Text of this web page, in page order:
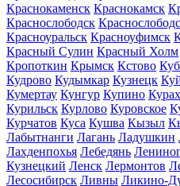
Краснокаменск Краснокамск
Краснослободск
Красноуральск Красноуфимск
Красный Сулин Красный Холм
Кропоткин Крымск Кстово
Кудрово Кудымкар Кузнецк
Кумертау Кунгур Купино
Курильск Курлово Куровское
Курчатов Куса Кушва Кызыл
Лабытнанги Лагань Ладушкин
Лахденпохья Лебедянь
Кузнецкий Ленск Лермонтов
Лесосибирск Ливны Ликино-